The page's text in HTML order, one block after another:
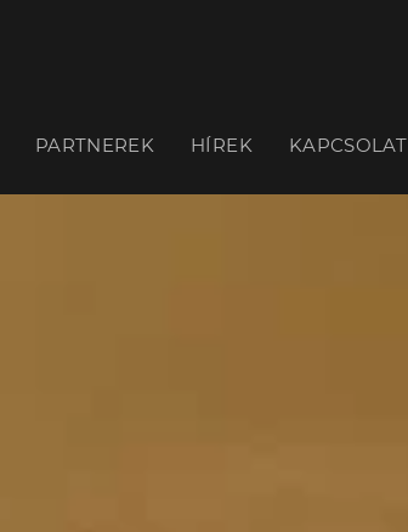
PARTNEREK HÍREK KAPCSOLAT